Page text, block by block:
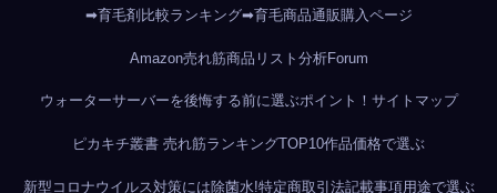
➡育毛剤比較ランキング➡育毛商品通販購入ページ
Amazon売れ筋商品リスト分析Forum
ウォーターサーバーを後悔する前に選ぶポイント！ サイトマップ
ピカキチ叢書 売れ筋ランキングTOP10作品価格で選ぶ
新型コロナウイルス対策には除菌水!特定商取引法記載事項用途で選ぶ